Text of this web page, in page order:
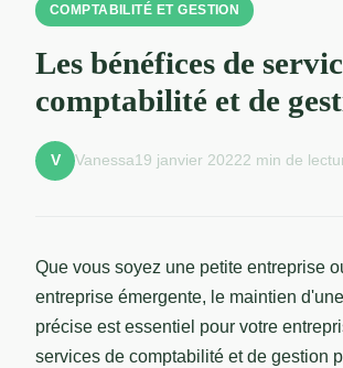
COMPTABILITÉ ET GESTION
Les bénéfices de
comptabilité et de
V Vanessa19 janvier 20222 min de
Que vous soyez une petite entreprise
entreprise émergente, le maintien
précise est essentiel pour votre
services de comptabilité et de gestion